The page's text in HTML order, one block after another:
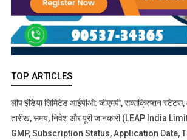
TOP ARTICLES
लीप इंडिया लिमिटेड आईपीओ: जीएमपी, सब्सक्रिप्शन
तारीख, समय, निवेश और पूरी जानकारी (LEAP India
GMP, Subscription Status, Application Date,